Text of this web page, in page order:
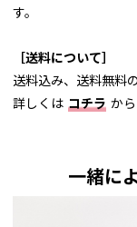
す。
［送料について］
送料込み、送料無料
詳しくは コチラ か
一緒に